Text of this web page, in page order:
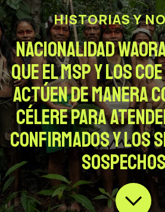
HISTORIAS Y
Nacionalidad
que el MSP y los
actúen de manera
célere para
confirmados y los